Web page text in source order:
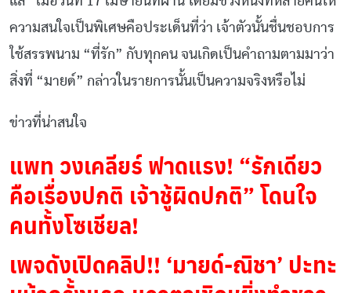
ความสนใจเป็นพิเศษคือประเด็นที่ว่า เจ้าตัวนั้นชื่นชอบการ
ใช้สรรพนาม “ที่รัก” กับทุกคน จนเกิดเป็นคำถามตามมาว่า
สิ่งที่ “มายด์” กล่าวในรายการนั้นเป็นความจริงหรือไม่
ข่าวที่น่าสนใจ
แพท วงเคลียร์ ฟาดแรง! “รักเดียว
คือเรื่องปกติ เจ้าชู้ผิดปกติ” โดนใจ
คนทั้งโซเชียล!
เพจดังเปิดคลิป!! ‘มายด์-ณิชา’ ปะทะ